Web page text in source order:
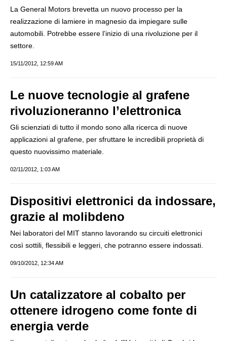
La General Motors brevetta un nuovo processo per la
realizzazione di lamiere in magnesio da impiegare sulle
automobili. Potrebbe essere l’inizio di una rivoluzione per il
settore.
15/11/2012, 12:59 AM
Le nuove tecnologie al grafene
rivoluzioneranno l’elettronica
Gli scienziati di tutto il mondo sono alla ricerca di nuove
applicazioni al grafene, per sfruttare le incredibili proprietà di
questo nuovissimo materiale.
02/11/2012, 1:03 AM
Dispositivi elettronici da indossare,
grazie al molibdeno
Nei laboratori del MIT stanno lavorando su circuiti elettronici
così sottili, flessibili e leggeri, che potranno essere indossati.
09/10/2012, 12:34 AM
Un catalizzatore al cobalto per
ottenere idrogeno come fonte di
energia verde